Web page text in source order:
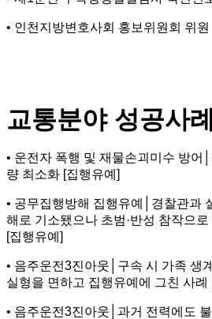
• 인천지방변호사회 홍보위원회 위원
교통분야 성공사례
• 운전자 폭행 및 재물손괴미수 방어
량 최소화 [집행유예]
• 공무집행방해 집행유예│경찰관과
해로 기소됐으나 초범·반성 참작으
[집행유예]
• 음주운전3진아웃│구속 시 가족 생
실형을 면하고 집행유예에 그친 사례
• 음주운전3진아웃│과거 전력에도